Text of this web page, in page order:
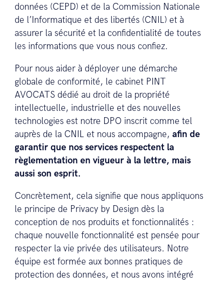
données (CEPD) et de la Commission Nationale
de l’Informatique et des libertés (CNIL) et à
assurer la sécurité et la confidentialité de toutes
les informations que vous nous confiez.
Pour nous aider à déployer une démarche
globale de conformité, le cabinet PINT
AVOCATS dédié au droit de la propriété
intellectuelle, industrielle et des nouvelles
technologies est notre DPO inscrit comme tel
auprès de la CNIL et nous accompagne, afin de
garantir que nos services respectent la
règlementation en vigueur à la lettre, mais
aussi son esprit.
Concrètement, cela signifie que nous appliquons
le principe de Privacy by Design dès la
conception de nos produits et fonctionnalités :
chaque nouvelle fonctionnalité est pensée pour
respecter la vie privée des utilisateurs. Notre
équipe est formée aux bonnes pratiques de
protection des données, et nous avons intégré